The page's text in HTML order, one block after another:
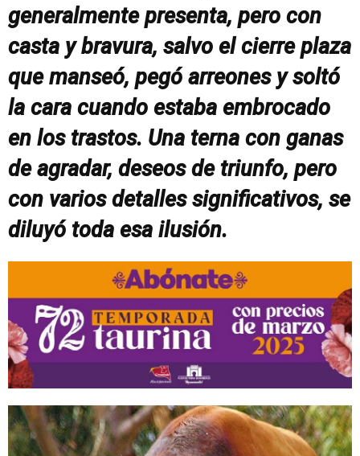
generalmente presenta, pero con
casta y bravura, salvo el cierre plaza
que manseó, pegó arreones y soltó
la cara cuando estaba embrocado
en los trastos. Una terna con ganas
de agradar, deseos de triunfo, pero
con varios detalles significativos, se
diluyó toda esa ilusión.